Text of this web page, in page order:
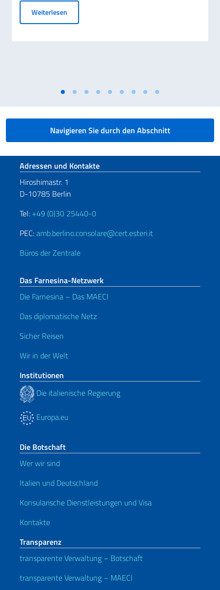
Weiterlesen
Navigieren Sie durch den Abschnitt
Fußbereich
Adressen und Kontakte
Hiroshimastr. 1
D-10785 Berlin
Tel: +49 (0)30 25440-0
PEC:amb.berlino.consolare@cert.esteri.it
Büros der Zentrale
Das Farnesina-Netzwerk
Die Farnesina – Das MAECI
Das diplomatische Netz
Sicher Reisen
Wir in der Welt
Institutionen
Die italienische Regierung
Europa.eu
Die Botschaft
Wer wir sind
Italien und Deutschland
Konsularische Dienstleistungen und Visa
Kontakte
Transparenz
transparente Verwaltung – Botschaft
transparente Verwaltung – MAECI